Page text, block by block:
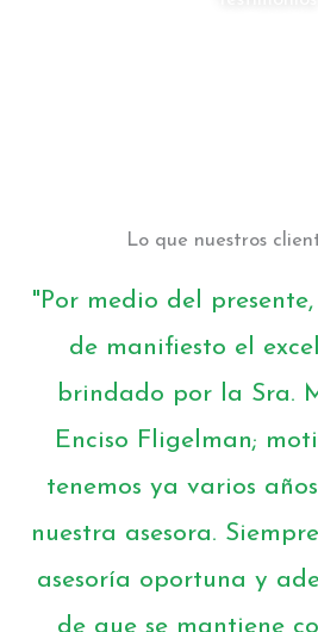
Lo que nuestros
"Por medio del
de manifiesto el
brindado por la Sra.
Enciso Fligelman;
tenemos ya varios
nuestra asesora.
asesoría oportuna y
de que se mantiene